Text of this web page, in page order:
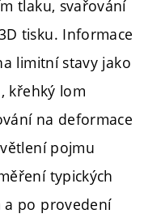
tlaku, svařování
tisku. Informace
limitní stavy jako
křehký lom
na deformace
pojmu
typických
a po provedení